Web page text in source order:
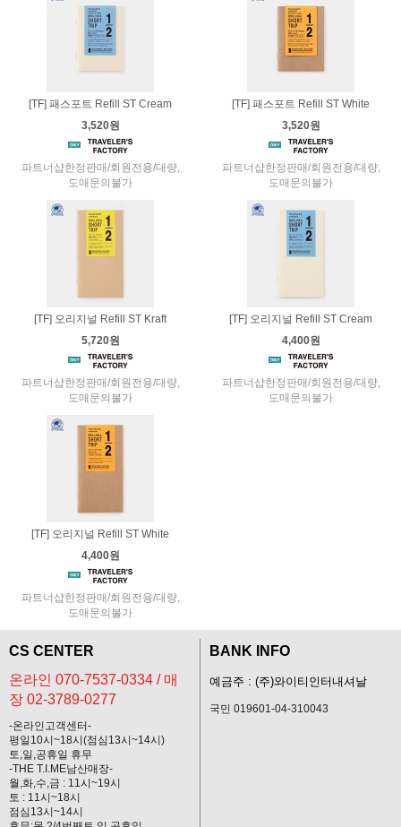
[TF] 패스포트 Refill ST Cream
3,520원
파트너샵한정판매/회원전용/대량,
도매문의불가
[TF] 패스포트 Refill ST White
3,520원
파트너샵한정판매/회원전용/대량,
도매문의불가
[TF] 오리지널 Refill ST Kraft
5,720원
파트너샵한정판매/회원전용/대량,
도매문의불가
[TF] 오리지널 Refill ST Cream
4,400원
파트너샵한정판매/회원전용/대량,
도매문의불가
[TF] 오리지널 Refill ST White
4,400원
파트너샵한정판매/회원전용/대량,
도매문의불가
CS CENTER
온라인 070-7537-0334 / 매
장 02-3789-0277
-온라인고객센터-
평일10시~18시(점심13시~14시)
토,일,공휴일 휴무
-THE T.I.ME남산매장-
월,화,수,금 : 11시~19시
토 : 11시~18시
점심13시~14시
BANK INFO
예금주 : (주)와이티인터내셔날
국민 019601-04-310043